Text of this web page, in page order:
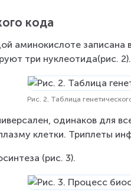
кода
ами­но­кис­ло­те за­пи­са­на
три нук­лео­ти­да(рис. 2).
Рис. 2. Таблица
оди­на­ков для
клет­ки. Три­пле­ты
(рис. 3).